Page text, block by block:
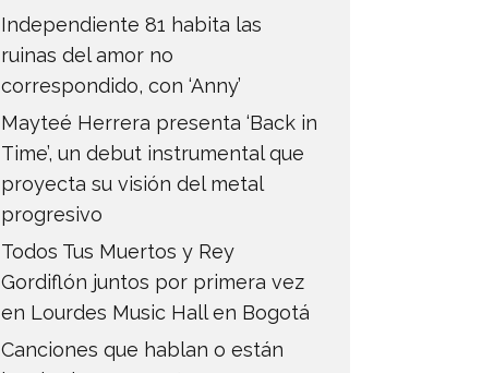
Independiente 81 habita las
ruinas del amor no
correspondido, con ‘Anny’
Mayteé Herrera presenta ‘Back in
Time’, un debut instrumental que
proyecta su visión del metal
progresivo
Todos Tus Muertos y Rey
Gordiflón juntos por primera vez
en Lourdes Music Hall en Bogotá
Canciones que hablan o están